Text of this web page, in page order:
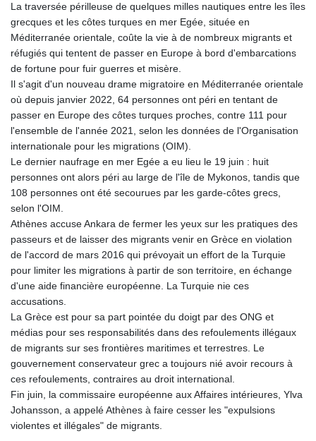
La traversée périlleuse de quelques milles nautiques entre les îles
grecques et les côtes turques en mer Egée, située en
Méditerranée orientale, coûte la vie à de nombreux migrants et
réfugiés qui tentent de passer en Europe à bord d'embarcations
de fortune pour fuir guerres et misère.
Il s'agit d'un nouveau drame migratoire en Méditerranée orientale
où depuis janvier 2022, 64 personnes ont péri en tentant de
passer en Europe des côtes turques proches, contre 111 pour
l'ensemble de l'année 2021, selon les données de l'Organisation
internationale pour les migrations (OIM).
Le dernier naufrage en mer Egée a eu lieu le 19 juin : huit
personnes ont alors péri au large de l'île de Mykonos, tandis que
108 personnes ont été secourues par les garde-côtes grecs,
selon l'OIM.
Athènes accuse Ankara de fermer les yeux sur les pratiques des
passeurs et de laisser des migrants venir en Grèce en violation
de l'accord de mars 2016 qui prévoyait un effort de la Turquie
pour limiter les migrations à partir de son territoire, en échange
d'une aide financière européenne. La Turquie nie ces
accusations.
La Grèce est pour sa part pointée du doigt par des ONG et
médias pour ses responsabilités dans des refoulements illégaux
de migrants sur ses frontières maritimes et terrestres. Le
gouvernement conservateur grec a toujours nié avoir recours à
ces refoulements, contraires au droit international.
Fin juin, la commissaire européenne aux Affaires intérieures, Ylva
Johansson, a appelé Athènes à faire cesser les "expulsions
violentes et illégales" de migrants.